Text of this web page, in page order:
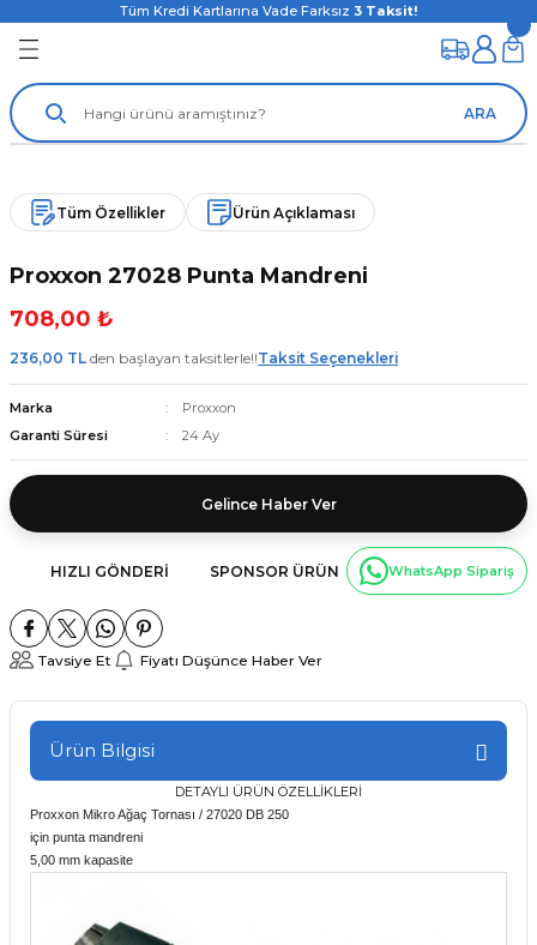
Tüm Kredi Kartlarına Vade Farksız 3 Taksit!
ARA
Tüm Özellikler Ürün Açıklaması
Proxxon 27028 Punta Mandreni
708,00 ₺
236,00 TL den başlayan taksitlerle!!Taksit Seçenekleri
Marka
Proxxon
Garanti Süresi
24 Ay
Gelince Haber Ver
HIZLI GÖNDERI SPONSOR ÜRÜN WhatsApp Sipariş
Tavsiye Et Fiyatı Düşünce Haber Ver
Ürün Bilgisi
DETAYLI ÜRÜN ÖZELLİKLERİ
Proxxon Mikro Ağaç Tornası / 27020 DB 250
için punta mandreni
5,00 mm kapasite